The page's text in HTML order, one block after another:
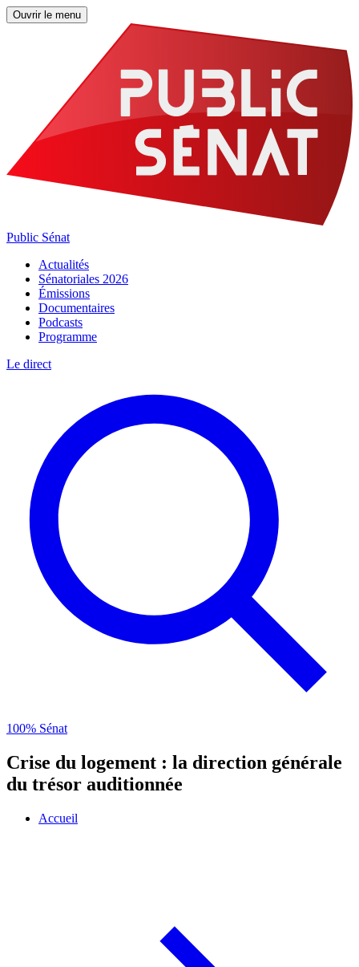
Ouvrir le menu
Public Sénat
Actualités
Sénatoriales 2026
Émissions
Documentaires
Podcasts
Programme
Le direct
100% Sénat
Crise du logement : la direction générale
du trésor auditionnée
Accueil